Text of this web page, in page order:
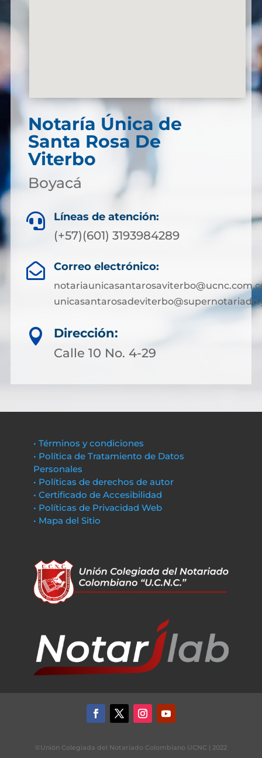
Notaría Única de
Santa Rosa De
Viterbo
Boyacá
 Líneas de atención:
(+57)(601) 3193984289
 Correo electrónico:

Dirección:
Calle 10 No. 4-29
• Términos y condiciones
• Política de Tratamiento de Datos
Personales
• Políticas de derechos de autor
• Certificado de Accesibilidad
• Políticas de Privacidad Web
• Mapa del Sitio
©Unión Colegiada del Notariado Colombiano UCNC | 2022